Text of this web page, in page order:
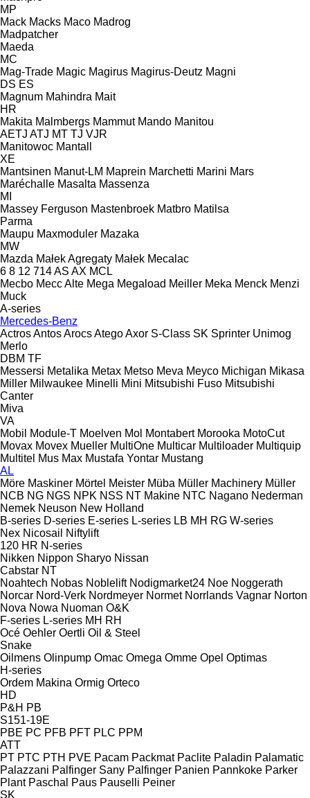
MP
Mack Macks Maco Madrog
Madpatcher
Maeda
MC
Mag-Trade Magic Magirus Magirus-Deutz Magni
DS ES
Magnum Mahindra Mait
HR
Makita Malmbergs Mammut Mando Manitou
AETJ ATJ MT TJ VJR
Manitowoc Mantall
XE
Mantsinen Manut-LM Maprein Marchetti Marini Mars
Maréchalle Masalta Massenza
MI
Massey Ferguson Mastenbroek Matbro Matilsa
Parma
Maupu Maxmoduler Mazaka
MW
Mazda Małek Agregaty Małek Mecalac
6 8 12 714AS AX MCL
Mecbo Mecc Alte Mega Megaload Meiller Meka Menck Menzi
Muck
A-series
Mercedes-Benz
ActrosAntosArocsAtegoAxor S-Class SK Sprinter Unimog
Merlo
DBM TF
Messersi Metalika Metax Metso Meva Meyco Michigan Mikasa
Miller Milwaukee Minelli Mini Mitsubishi Fuso Mitsubishi
Canter
Miva
VA
Mobil
Module-T Moelven Mol Montabert Morooka MotoCut
Movax Movex Mueller MultiOne Multicar Multiloader Multiquip
Multitel Mus Max Mustafa Yontar Mustang
AL
Möre Maskiner Mörtel Meister Müba Müller Machinery Müller
NCB NG NGS NPK NSS NT Makine NTC Nagano Nederman
Nemek Neuson New Holland
B-series D-series E-series L-series LB MH RG W-series
Nex Nicosail
Niftylift
120 HR N-series
Nikken Nippon Sharyo Nissan
Cabstar NT
Noahtech Nobas Noblelift Nodigmarket24 Noe Noggerath
Norcar Nord-Verk Nordmeyer Normet Norrlands Vagnar Norton
Nova Nowa Nuoman O&K
F-series L-series MH RH
Océ Oehler Oertli Oil & Steel
Snake
Oilmens Olinpump Omac Omega Omme Opel Optimas
H-series
Ordem Makina Ormig Orteco
HD
P&H PB
S151-19E
PBE PC PFB PFT PLC PPM
ATT
PT PTC PTH PVE Pacam Packmat Paclite Paladin Palamatic
Palazzani Palfinger Sany Palfinger Panien Pannkoke Parker
Plant Paschal Paus Pauselli Peiner
SK